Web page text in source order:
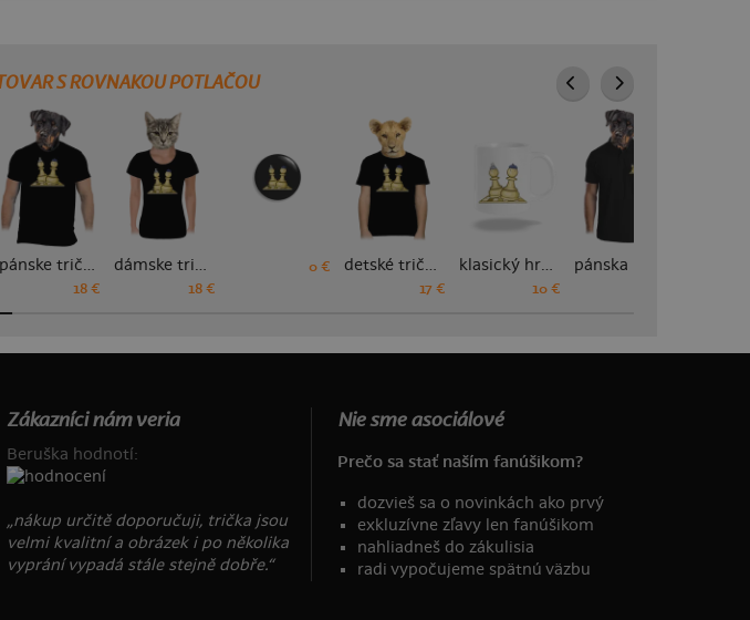
S ROVNAKOU POTLAČOU
pánske tričko
18 €
dámske tričko
18 €
0 € detské tričko
17 €
klasický hrnček
10 €
Zákazníci nám veria
Beruška hodnotí:
„nákup určitě doporučuji, trička jsou
velmi kvalitní a obrázek i po několika
vyprání vypadá stále stejně dobře.“
Nie sme asociálové
Prečo sa stať naším fanúšikom?
dozvieš sa o novinkách ako prvý
exkluzívne zľavy len fanúšikom
nahliadneš do zákulisia
radi vypočujeme spätnú väzbu